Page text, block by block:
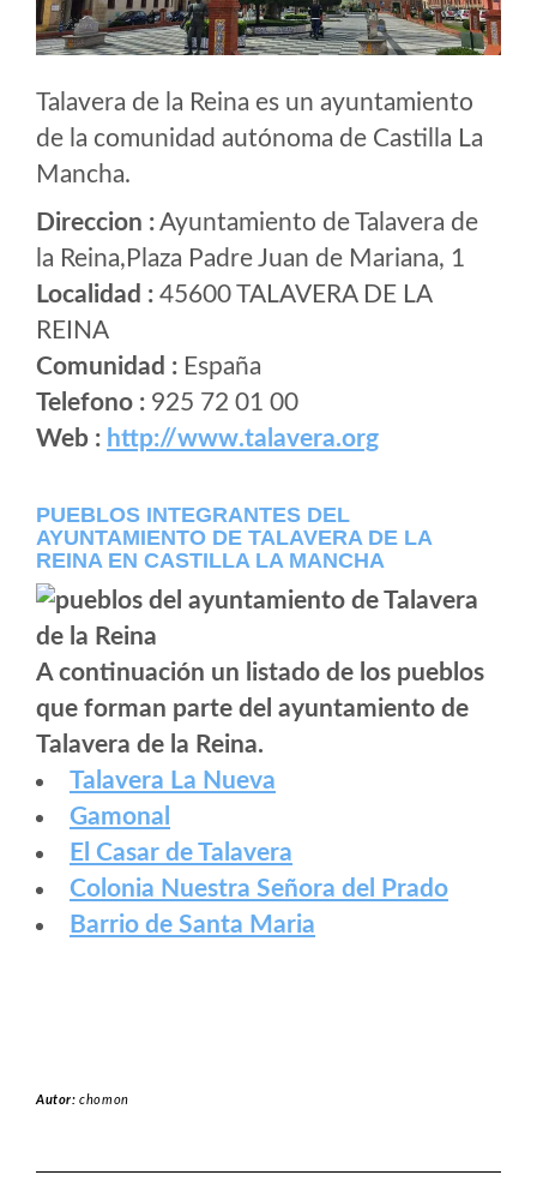
Talavera de la Reina es un ayuntamiento
de la comunidad autónoma de Castilla La
Mancha.
Direccion :Ayuntamiento de Talavera de
la Reina,Plaza Padre Juan de Mariana, 1
Localidad : 45600 TALAVERA DE LA
REINA
Comunidad : España
Telefono : 925 72 01 00
Web : http://www.talavera.org
PUEBLOS INTEGRANTES DEL
AYUNTAMIENTO DE TALAVERA DE LA
REINA EN CASTILLA LA MANCHA
A continuación un listado de los pueblos
que forman parte del ayuntamiento de
Talavera de la Reina.
Talavera La Nueva
Gamonal
El Casar de Talavera
Colonia Nuestra Señora del Prado
Barrio de Santa Maria
Autor:chomon